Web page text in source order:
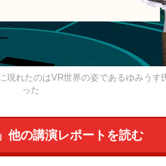
現れたのはVR世界の姿であるゆみうす
った
他の講演レポートを読む